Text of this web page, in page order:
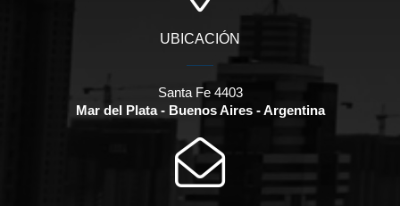
UBICACIÓN
Santa Fe 4403
Mar del Plata - Buenos Aires - Argentina